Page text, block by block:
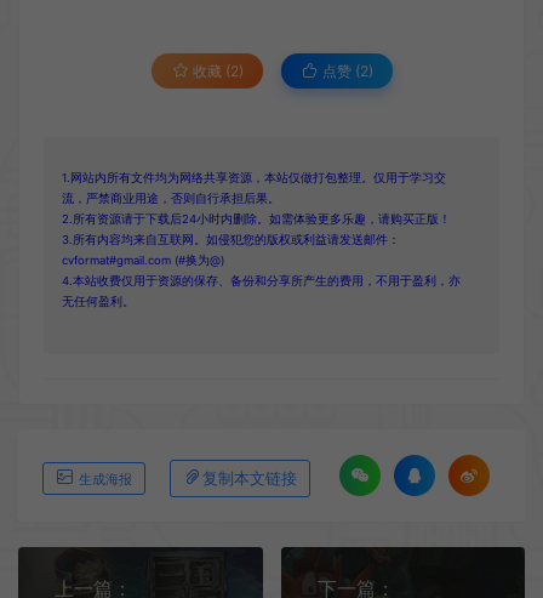
收藏 (2) 点赞 (2)
1.网站内所有文件均为网络共享资源，本站仅做打包整理。仅用于学习交
流，严禁商业用途，否则自行承担后果。
2.所有资源请于下载后24小时内删除。如需体验更多乐趣，请购买正版！
3.所有内容均来自互联网。如侵犯您的版权或利益请发送邮件：
cvformat#gmail.com (#换为@)
4.本站收费仅用于资源的保存、备份和分享所产生的费用，不用于盈利，亦
无任何盈利。
生成海报 复制本文链接
上一篇： 下一篇：